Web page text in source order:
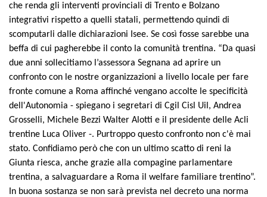
che renda gli interventi provinciali di Trento e Bolzano
integrativi rispetto a quelli statali, permettendo quindi di
scomputarli dalle dichiarazioni Isee. Se così fosse sarebbe una
beffa di cui pagherebbe il conto la comunità trentina. “Da quasi
due anni sollecitiamo l’assessora Segnana ad aprire un
confronto con le nostre organizzazioni a livello locale per fare
fronte comune a Roma affinché vengano accolte le specificità
dell'Autonomia - spiegano i segretari di Cgil Cisl Uil, Andrea
Grosselli, Michele Bezzi Walter Alotti e il presidente delle Acli
trentine Luca Oliver -. Purtroppo questo confronto non c'è mai
stato. Confidiamo però che con un ultimo scatto di reni la
Giunta riesca, anche grazie alla compagine parlamentare
trentina, a salvaguardare a Roma il welfare familiare trentino”.
In buona sostanza se non sarà prevista nel decreto una norma